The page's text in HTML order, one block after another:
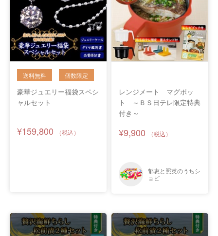
豪華ジュエリー福袋スペシ
ャルセット
¥159,800
レンジメート マグポッ
ト ～ＢＳ日テレ限定特典
付き～
¥9,900